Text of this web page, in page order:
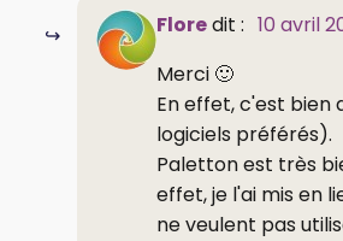
Floredit : 10 avril
Merci 🙂
En effet, c'est bien
logiciels préférés).
Paletton est très
effet, je l'ai mis en
ne veulent pas